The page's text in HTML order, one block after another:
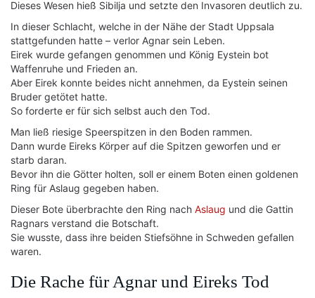
Dieses Wesen hieß Sibilja und setzte den Invasoren deutlich zu.
In dieser Schlacht, welche in der Nähe der Stadt Uppsala
stattgefunden hatte – verlor Agnar sein Leben.
Eirek wurde gefangen genommen und König Eystein bot
Waffenruhe und Frieden an.
Aber Eirek konnte beides nicht annehmen, da Eystein seinen
Bruder getötet hatte.
So forderte er für sich selbst auch den Tod.
Man ließ riesige Speerspitzen in den Boden rammen.
Dann wurde Eireks Körper auf die Spitzen geworfen und er
starb daran.
Bevor ihn die Götter holten, soll er einem Boten einen goldenen
Ring für Aslaug gegeben haben.
Dieser Bote überbrachte den Ring nach Aslaug und die Gattin
Ragnars verstand die Botschaft.
Sie wusste, dass ihre beiden Stiefsöhne in Schweden gefallen
waren.
Die Rache für Agnar und Eireks Tod